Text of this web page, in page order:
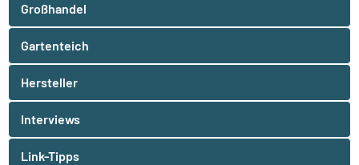
Großhandel
Gartenteich
Hersteller
Interviews
Link-Tipps